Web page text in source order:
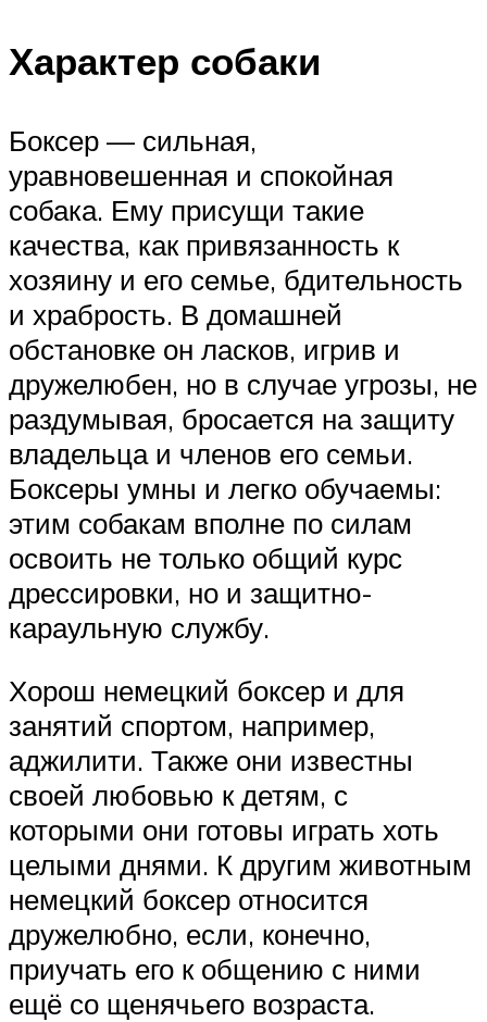
Характер собаки
Боксер — сильная,
уравновешенная и спокойная
собака. Ему присущи такие
качества, как привязанность к
хозяину и его семье, бдительность
и храбрость. В домашней
обстановке он ласков, игрив и
дружелюбен, но в случае угрозы, не
раздумывая, бросается на защиту
владельца и членов его семьи.
Боксеры умны и легко обучаемы:
этим собакам вполне по силам
освоить не только общий курс
дрессировки, но и защитно-
караульную службу.
Хорош немецкий боксер и для
занятий спортом, например,
аджилити. Также они известны
своей любовью к детям, с
которыми они готовы играть хоть
целыми днями. К другим животным
немецкий боксер относится
дружелюбно, если, конечно,
приучать его к общению с ними
ещё со щенячьего возраста.